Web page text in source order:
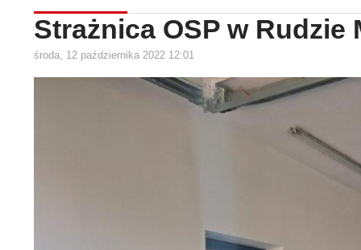
Strażnica OSP w Rudzie
środa, 12 października 2022 12:01